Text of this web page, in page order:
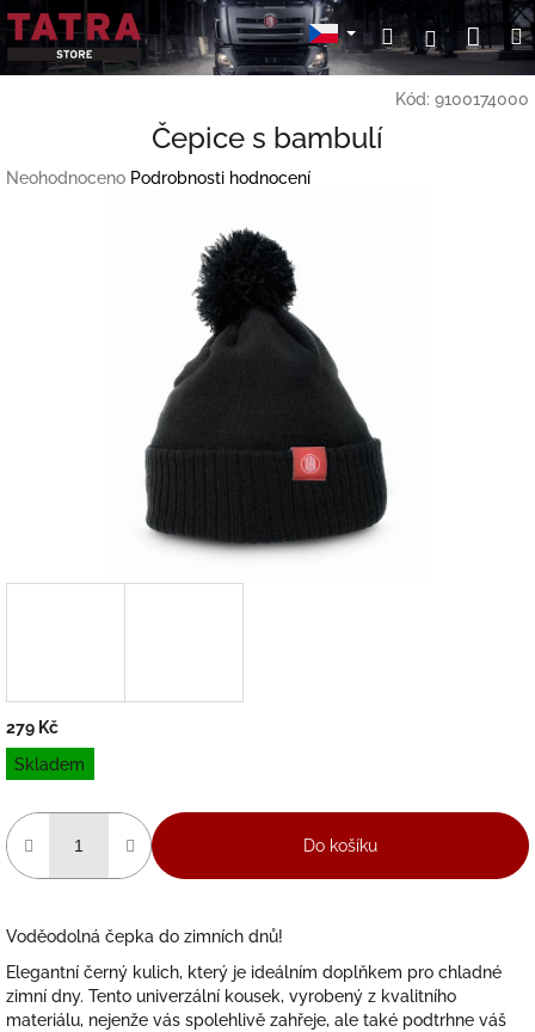
Přejít
obsah
HledatPřihlášení
Kód: 9100174000
Čepice s bambulí
Průměrné
Neohodnoceno Podrobnosti hodnocení
279 Kč
Měrná
cena:
Skladem
Do košíku
Voděodolná čepka do zimních dnů!
Elegantní černý kulich, který je ideálním doplňkem pro chladné
zimní dny. Tento univerzální kousek, vyrobený z kvalitního
materiálu, nejenže vás spolehlivě zahřeje, ale také podtrhne váš